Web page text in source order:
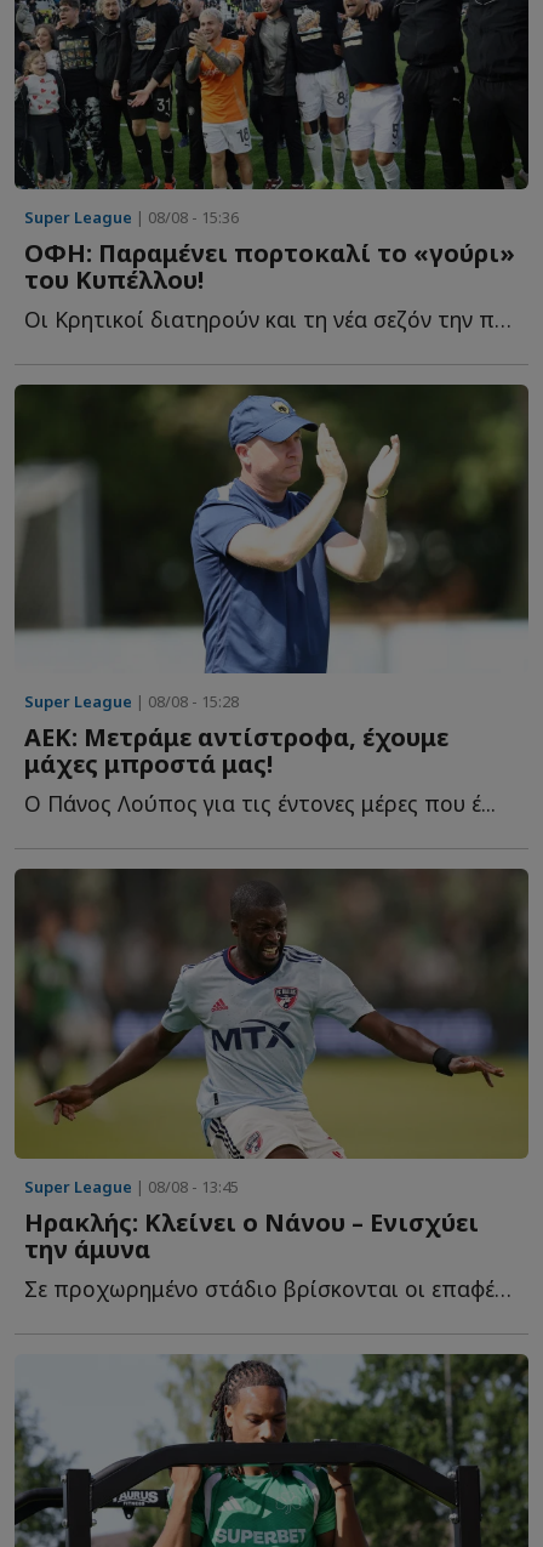
Super League | 08/08 - 15:36
ΟΦΗ: Παραμένει πορτοκαλί το «γούρι»
του Κυπέλλου!
Οι Κρητικοί διατηρούν και τη νέα σεζόν την πορτοκαλί ε...
Super League | 08/08 - 15:28
ΑΕΚ: Μετράμε αντίστροφα, έχουμε
μάχες μπροστά μας!
Ο Πάνος Λούπος για τις έντονες μέρες που έ...
Super League | 08/08 - 13:45
Ηρακλής: Κλείνει ο Νάνου – Ενισχύει
την άμυνα
Σε προχωρημένο στάδιο βρίσκονται οι επαφές του Ηρακλή μ...